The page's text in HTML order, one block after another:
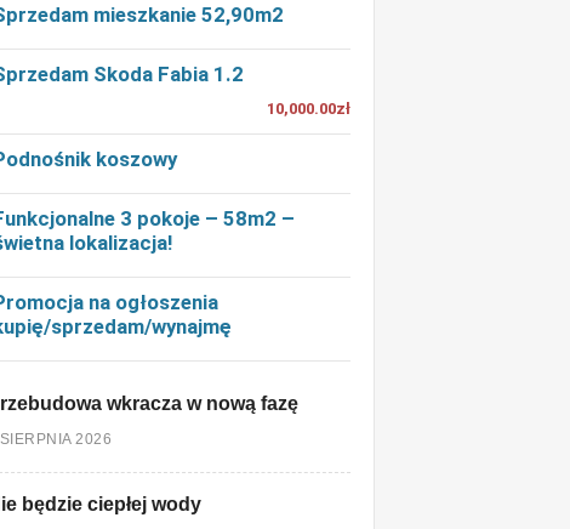
mieszkanie 52,90m2
Skoda Fabia 1.2
10,000.00zł
koszowy
3 pokoje – 58m2 –
lokalizacja!
na ogłoszenia
sprzedam/wynajmę
wkracza w nową fazę
2026
będzie ciepłej wody